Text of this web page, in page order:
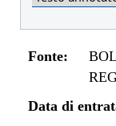
Fonte:
Data di